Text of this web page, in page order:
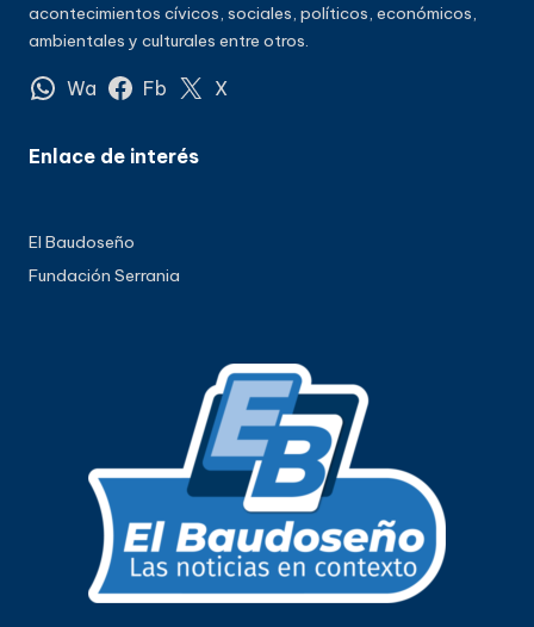
acontecimientos cívicos, sociales, políticos, económicos,
ambientales y culturales entre otros.
Wa Fb X
Enlace de interés
El Baudoseño
Fundación Serrania